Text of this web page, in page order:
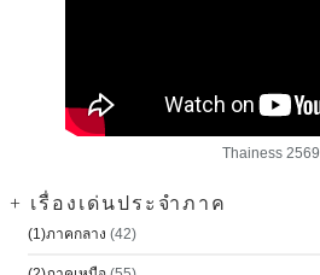
Thainess 2569
+ เรื่องเด่นประจำภาค
(1)ภาคกลาง (42)